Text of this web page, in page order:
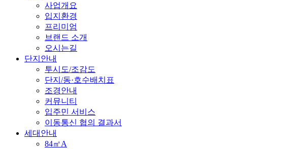
사업개요
입지환경
프리미엄
브랜드 소개
오시는길
단지안내
투시도/조감도
단지/동·호수배치표
조경안내
커뮤니티
입주민 서비스
이동통신 협의 결과서
세대안내
84㎡A